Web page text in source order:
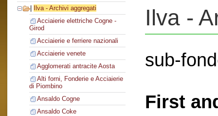
Ilva - Archivi aggregati
Acciaierie elettriche Cogne -
Girod
Acciaierie e ferriere nazionali
Acciaierie venete
Agglomerati antracite Aosta
Alti forni, Fonderie e Acciaierie
di Piombino
Ansaldo Cogne
Ansaldo Coke
Ilva -
sub-
First